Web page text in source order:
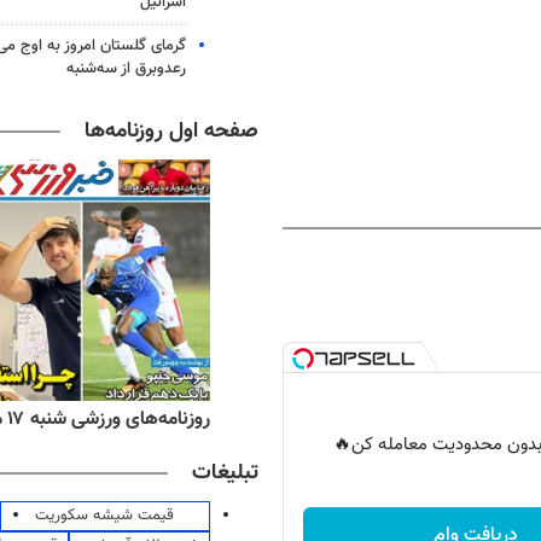
بدون محدودیت معامله کن🔥
گرمای گلستان امروز به اوج
رعدوبرق از سه‌شنبه
صفحه اول روزنامه‌ها
روزنامه‌های ورزشی شنبه ۱۷ مرداد ۱۴۰۵
تبلیغات
قیمت شیشه سکوریت